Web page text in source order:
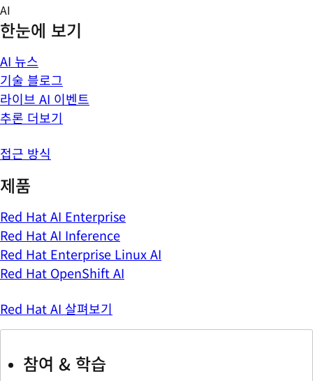
Skip
to
content
AI
한눈에 보기
AI 뉴스
기술 블로그
라이브 AI 이벤트
추론 더보기
접근 방식
제품
Red Hat AI Enterprise
Red Hat AI Inference
Red Hat Enterprise Linux AI
Red Hat OpenShift AI
Red Hat AI 살펴보기
참여 & 학습